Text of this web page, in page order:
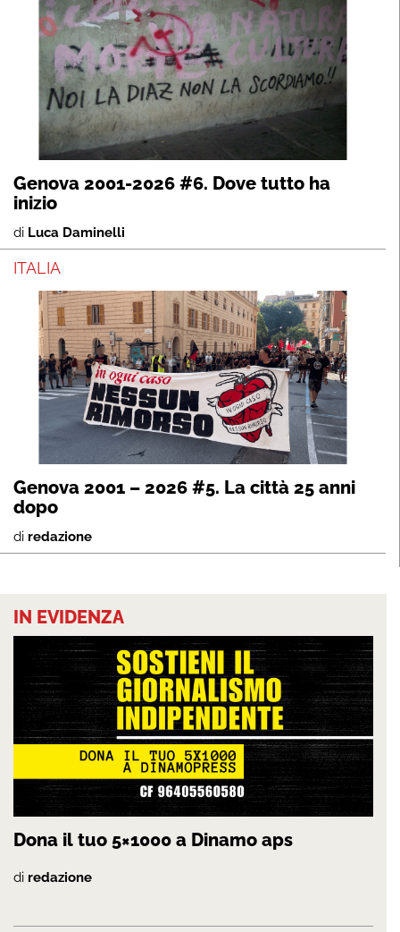
Genova 2001-2026 #6. Dove tutto ha
inizio
di Luca Daminelli
ITALIA
Genova 2001 – 2026 #5. La città 25 anni
dopo
di redazione
IN EVIDENZA
Dona il tuo 5×1000 a Dinamo aps
di redazione